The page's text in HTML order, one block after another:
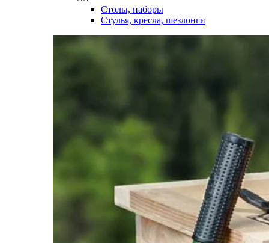
Столы, наборы
Стулья, кресла, шезлонги